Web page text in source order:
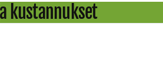
kustannukset